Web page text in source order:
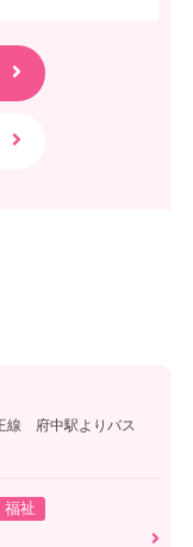
線 府中駅よりバス
福祉